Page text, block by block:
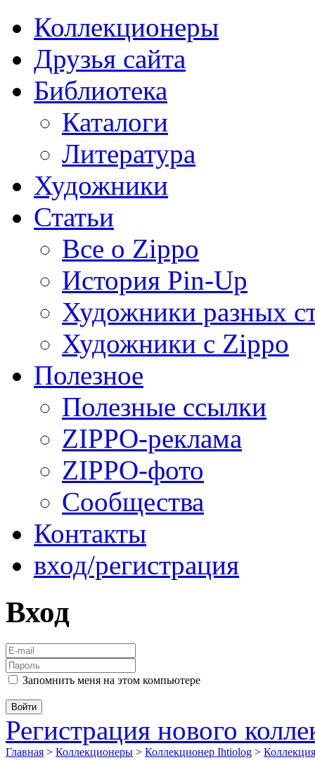
Коллекционеры
Друзья сайта
Библиотека
Каталоги
Литература
Художники
Статьи
Все о Zippo
История Pin-Up
Художники разных
Художники с Zippo
Полезное
Полезные ссылки
ZIPPO-реклама
ZIPPO-фото
Сообщества
Контакты
вход/регистрация
Вход
Запомнить меня на этом компьютере
Регистрация нового
Главная > Коллекционеры > Коллекционер Ihtiolog >